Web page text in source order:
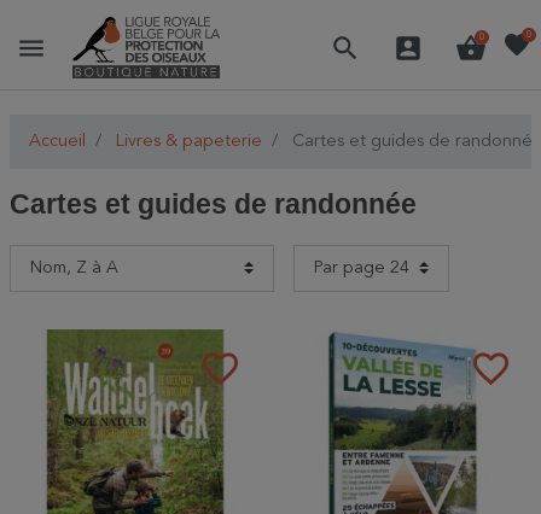
menu search account_box shopping_basket
0 favorite0
Accueil Livres & papeterie Cartes et guides de
Cartes et guides de randonnée
favorite_border favorite_border